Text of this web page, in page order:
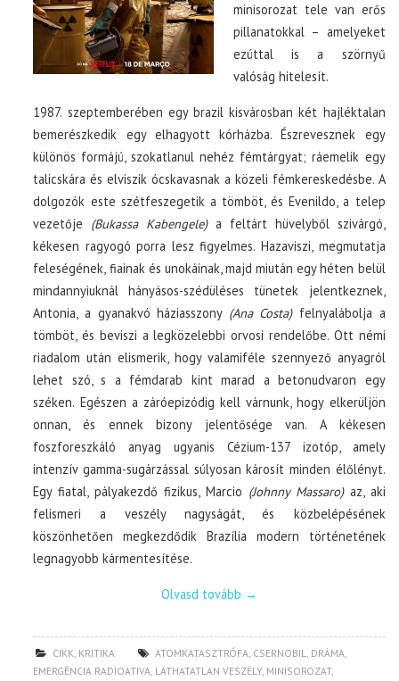
minisorozat tele van erős
pillanatokkal – amelyeket
ezúttal is a szörnyű
valóság hitelesít.
1987. szeptemberében egy brazil kisvárosban két hajléktalan
bemerészkedik egy elhagyott kórházba. Észrevesznek egy
különös formájú, szokatlanul nehéz fémtárgyat; ráemelik egy
talicskára és elviszik ócskavasnak a közeli fémkereskedésbe. A
dolgozók este szétfeszegetik a tömböt, és Evenildo, a telep
vezetője (Bukassa Kabengele)a feltárt hüvelyből szivárgó,
kékesen ragyogó porra lesz figyelmes. Hazaviszi, megmutatja
feleségének, fiainak és unokáinak, majd miután egy héten belül
mindannyiuknál hányásos-szédüléses tünetek jelentkeznek,
Antonia, a gyanakvó háziasszony (Ana Costa)felnyalábolja a
tömböt, és beviszi a legközelebbi orvosi rendelőbe. Ott némi
riadalom után elismerik, hogy valamiféle szennyező anyagról
lehet szó, s a fémdarab kint marad a betonudvaron egy
széken. Egészen a záróepizódig kell várnunk, hogy elkerüljön
onnan, és ennek bizony jelentősége van. A kékesen
foszforeszkáló anyag ugyanis Cézium-137 izotóp, amely
intenzív gamma-sugárzással súlyosan károsít minden élőlényt.
Egy fiatal, pályakezdő fizikus, Marcio (Johnny Massaro)az, aki
felismeri a veszély nagyságát, és közbelépésének
köszönhetően megkezdődik Brazília modern történetének
legnagyobb kármentesítése.
Olvasd tovább →
CIKK, KRITIKA ATOMKATASZTRÓFA, CSERNOBIL, DRÁMA,
EMERGÊNCIA RADIOATIVA, LÁTHATATLAN VESZÉLY, MINISOROZAT,